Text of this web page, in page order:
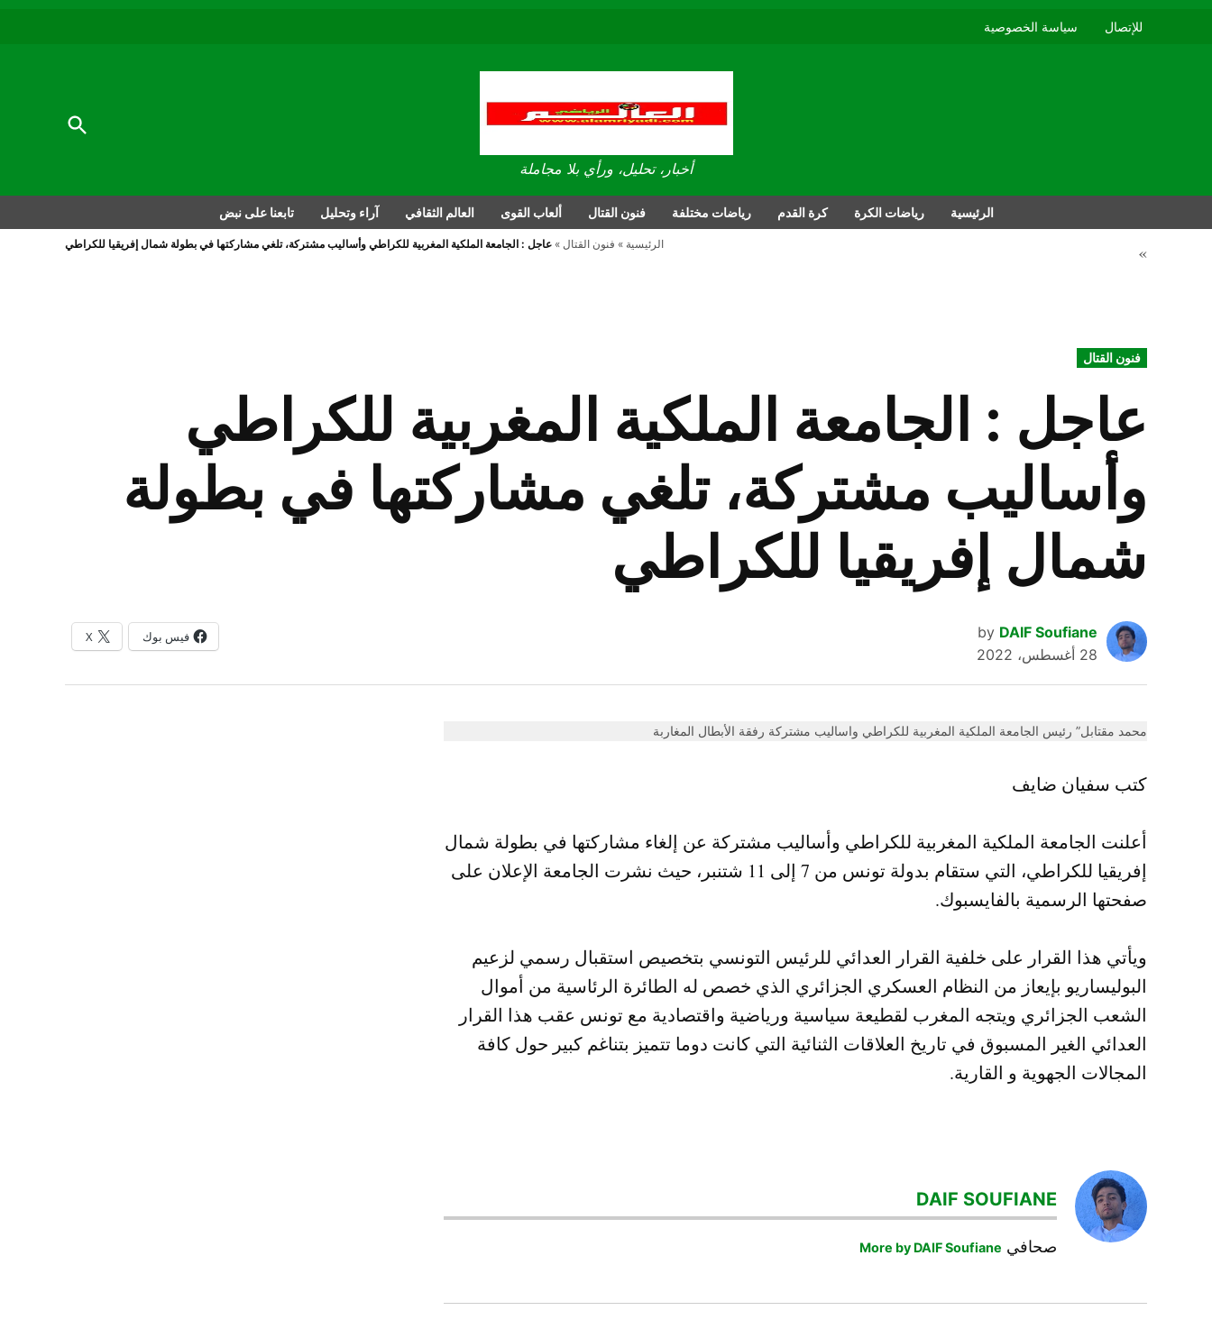
للإتصال سياسة الخصوصية
العالم الرياضي
أخبار، تحليل، ورأي بلا مجاملة
Open
الرئيسية رياضات الكرة كرة القدم رياضات مختلفة فنون القتال ألعاب القوى العالم الثقافي آراء وتحليل تابعنا على نبض
» الرئيسية » فنون القتال » عاجل : الجامعة الملكية المغربية للكراطي وأساليب مشتركة، تلغي مشاركتها في بطولة شمال إفريقيا للكراطي
POSTED
IN
فنون القتال
عاجل : الجامعة الملكية المغربية للكراطي
وأساليب مشتركة، تلغي مشاركتها في بطولة
شمال إفريقيا للكراطي
by DAIF Soufiane
28 أغسطس، 2022
فيس بوك X
محمد مقتابل” رئيس الجامعة الملكية المغربية للكراطي واساليب مشتركة رفقة الأبطال المغاربة
كتب سفيان ضايف
أعلنت الجامعة الملكية المغربية للكراطي وأساليب مشتركة عن إلغاء مشاركتها في بطولة شمال
إفريقيا للكراطي، التي ستقام بدولة تونس من 7 إلى 11 شتنبر، حيث نشرت الجامعة الإعلان على
صفحتها الرسمية بالفايسبوك.
ويأتي هذا القرار على خلفية القرار العدائي للرئيس التونسي بتخصيص استقبال رسمي لزعيم
البوليساريو بإيعاز من النظام العسكري الجزائري الذي خصص له الطائرة الرئاسية من أموال
الشعب الجزائري ويتجه المغرب لقطيعة سياسية ورياضية واقتصادية مع تونس عقب هذا القرار
العدائي الغير المسبوق في تاريخ العلاقات الثنائية التي كانت دوما تتميز بتناغم كبير حول كافة
المجالات الجهوية و القارية.
DAIF SOUFIANE
صحافي More by DAIF Soufiane